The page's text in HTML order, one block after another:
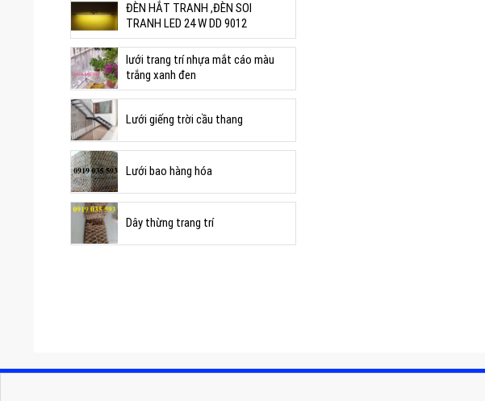
ĐÈN HẮT TRANH ,ĐÈN SOI
TRANH LED 24 W DD 9012
lưới trang trí nhựa mắt cáo màu
trắng xanh đen
Lưới giếng trời cầu thang
Lưới bao hàng hóa
Dây thừng trang trí